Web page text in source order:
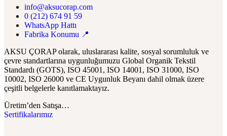
info@aksucorap.com
0 (212) 674 91 59
WhatsApp Hattı
Fabrika Konumu 📍
AKSU ÇORAP olarak, uluslararası kalite, sosyal sorumluluk ve
çevre standartlarına uygunluğumuzu Global Organik Tekstil
Standardı (GOTS), ISO 45001, ISO 14001, ISO 31000, ISO
10002, ISO 26000 ve CE Uygunluk Beyanı dahil olmak üzere
çeşitli belgelerle kanıtlamaktayız.
Üretim’den Satışa…
Sertifikalarımız